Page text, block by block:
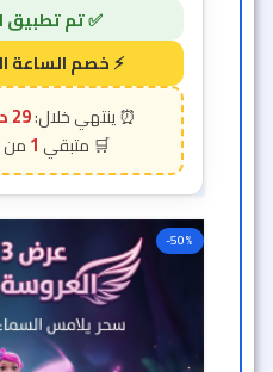
29 دقيقة و 26 ثانية
1
-50%